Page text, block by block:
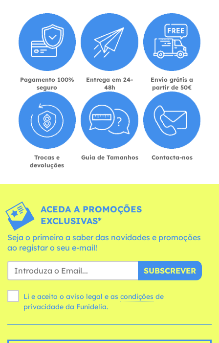
Pagamento 100%
seguro
Entrega em 24-
48h
Envio grátis a
partir de 50€
Trocas e
devoluções
Guia de Tamanhos Contacta-nos
ACEDA A PROMOÇÕES
EXCLUSIVAS*
Seja o primeiro a saber das novidades e promoções
ao registar o seu e-mail!
SUBSCREVER
Li e aceito o aviso legal e as condições
privacidade da Funidelia.